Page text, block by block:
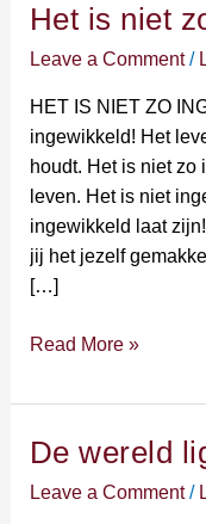
Het is niet
Leave a Comment /
HET IS NIET ZO
ingewikkeld! Het
houdt. Het is niet zo
leven. Het is niet
ingewikkeld laat
jij het jezelf
[…]
Het
zo
ingewikkeld!
Read More »
De wereld
Leave a Comment /
De